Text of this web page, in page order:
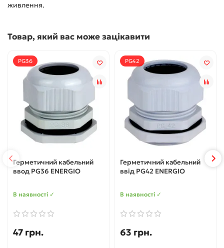
живлення.
Товар, який вас може зацікавити
PG36
Герметичний кабельний
ввод PG36 ENERGIO
В наявності ✓
47 грн.
PG42
Герметичний кабельний
ввід PG42 ENERGIO
В наявності ✓
63 грн.